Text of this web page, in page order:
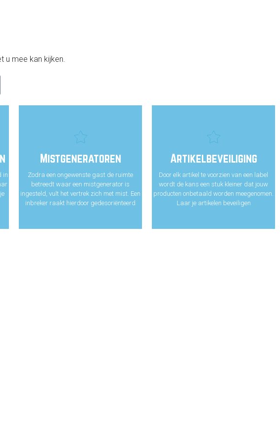
u mee kan kijken.
in
Mistgeneratoren
Zodra een ongewenste gast de ruimte
betreedt waar een mistgenerator is
ingesteld, vult het vertrek zich met mist. Een
inbreker raakt hierdoor gedesoriënteerd
Artikelbeveiliging
Door elk artikel te voorzien van een label
wordt de kans een stuk kleiner dat jouw
producten onbetaald worden meegenomen.
Laar je artikelen beveiligen